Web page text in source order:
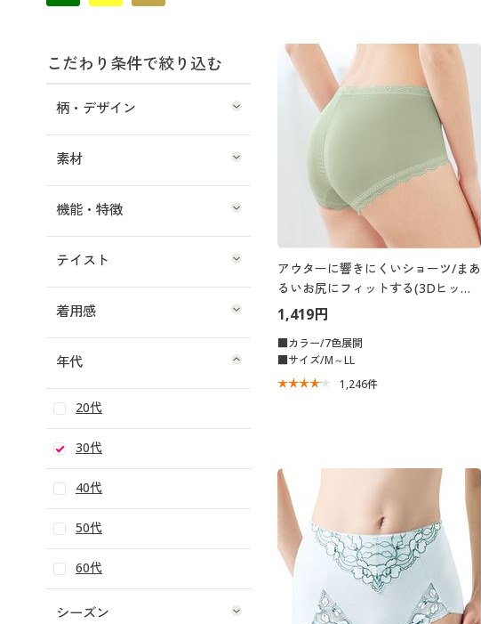
アウターに響きにくいショーツ/まあ
るいお尻にフィットする(3Dヒップ)
(やや深ばきタイプ)
1,419円
■カラー/7色展開
■サイズ/M～LL
1,246件
こだわり条件で絞り込む
柄・デザイン
素材
機能・特徴
テイスト
着用感
年代
20代
30代
40代
50代
60代
シーズン